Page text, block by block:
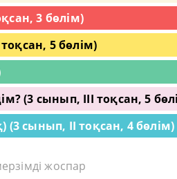
3 бөлім)
5 бөлім)
(3 сынып, III тоқсан, 5
сынып, II тоқсан, 4 бөлім)
жоспар